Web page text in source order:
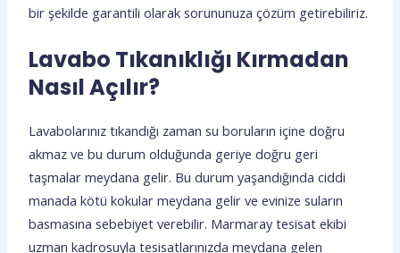
bir şekilde garantili olarak sorununuza çözüm getirebiliriz.
Lavabo Tıkanıklığı Kırmadan
Nasıl Açılır?
Lavabolarınız tıkandığı zaman su boruların içine doğru
akmaz ve bu durum olduğunda geriye doğru geri
taşmalar meydana gelir. Bu durum yaşandığında ciddi
manada kötü kokular meydana gelir ve evinize suların
basmasına sebebiyet verebilir. Marmaray tesisat ekibi
uzman kadrosuyla tesisatlarınızda meydana gelen